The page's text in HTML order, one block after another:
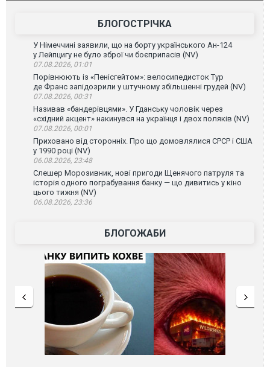
БЛОГОСТРІЧКА
У Німеччині заявили, що на борту українського Ан-124
у Лейпцигу не було зброї чи боєприпасів (NV)
07.08.2026, 01:01
Порівнюють із «Пенісгейтом»: велосипедисток Тур
де Франс запідозрили у штучному збільшенні грудей (NV)
07.08.2026, 00:31
Називав «бандерівцями». У Гданську чоловік через
«східний акцент» накинувся на українця і двох поляків (NV)
07.08.2026, 00:01
Приховано від сторонніх. Про що домовлялися СРСР і США
у 1990 році (NV)
06.08.2026, 23:48
Слешер Морозивник, нові пригоди Щенячого патруля та
історія одного пограбування банку — що дивитись у кіно
цього тижня (NV)
06.08.2026, 23:36
БЛОГОЖАБИ